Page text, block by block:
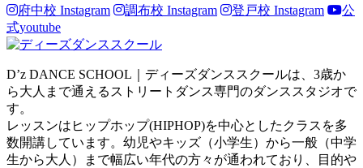
府中校 Instagram 調布校 Instagram 登戸校 Instagram
公
式youtube
D’z DANCE SCHOOL｜ディーズダンススクールは、3歳か
ら大人まで通えるストリートダンス専門のダンススタジオで
す。
レッスンはヒップホップ(HIPHOP)を中心としたクラスを多
数開講しています。幼児やキッズ（小学生）から一般（中学
生から大人）まで幅広い年代の方々が通われており、目的や